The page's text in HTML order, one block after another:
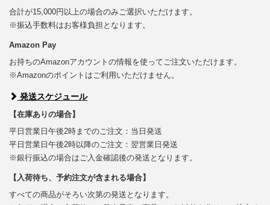
合計が15,000円以上の場合のみご選択いただけます。
※振込手数料はお客様負担となります。
Amazon Pay
お持ちのAmazonアカウントの情報を使ってご注文いただけます。
※Amazonのポイントはご利用いただけません。
発送スケジュール
【在庫ありの場合】
平日営業日午後2時までのご注文：当日発送
平日営業日午後2時以降のご注文：翌営業日発送
※銀行振込の場合はご入金確認後の発送となります。
【入荷待ち、予約注文が含まれる場合】
すべての商品がそろい次第の発送となります。